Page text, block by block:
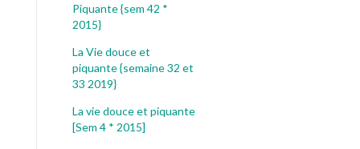
Piquante {sem 42 *
2015}
La Vie douce et
piquante {semaine 32 et
33 2019}
La vie douce et piquante
[Sem 4 * 2015]